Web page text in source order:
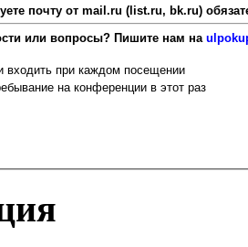
почту от mail.ru (list.ru, bk.ru)
или вопросы? Пишите нам на
входить при каждом посещении
на конференции в этот раз